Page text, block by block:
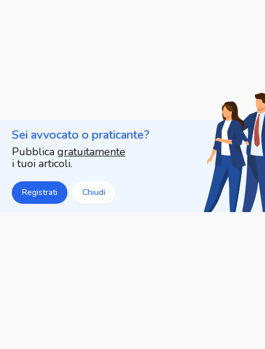
Sei avvocato o praticante?
Pubblica gratuitamente
i tuoi articoli.
Registrati Chiudi